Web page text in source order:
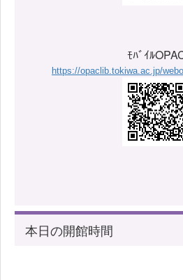
ﾓﾊﾞｲﾙ
https://opaclib.tokiwa.ac.jp/
本日の開館時間